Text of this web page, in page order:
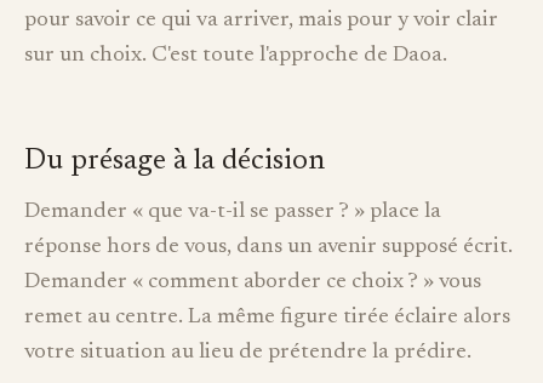
pour savoir ce qui va arriver, mais pour y voir clair
sur un choix. C'est toute l'approche de Daoa.
Du présage à la décision
Demander « que va-t-il se passer ? » place la
réponse hors de vous, dans un avenir supposé écrit.
Demander « comment aborder ce choix ? » vous
remet au centre. La même figure tirée éclaire alors
votre situation au lieu de prétendre la prédire.